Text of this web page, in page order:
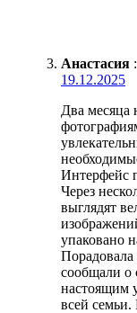
Анастасия :
19.12.2025
Два месяца
Интерфейс
Через
выглядят
упаковано
Порадовала
сообщали о
настоящим
всей